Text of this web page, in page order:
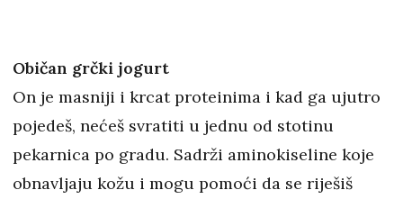
Običan grčki jogurt
On je masniji i krcat proteinima i kad ga ujutro
pojedeš, nećeš svratiti u jednu od stotinu
pekarnica po gradu. Sadrži aminokiseline koje
obnavljaju kožu i mogu pomoći da se riješiš